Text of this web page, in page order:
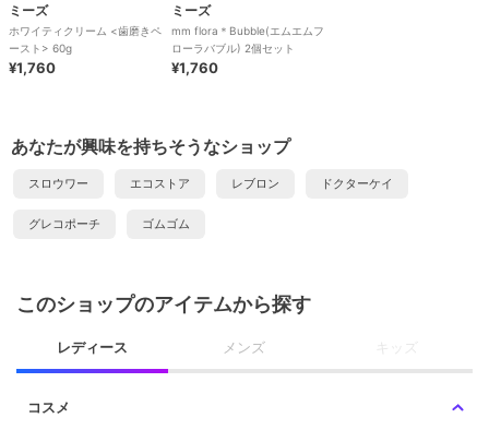
ミーズ
ホワイティクリーム <歯磨きペ
ースト> 60g
¥1,760
ミーズ
mm flora＊Bubble(エムエムフ
ローラバブル) 2個セット
¥1,760
あなたが興味を持ちそうなショップ
スロウワー エコストア レブロン ドクターケイ
グレコポーチ ゴムゴム
このショップのアイテムから探す
レディース メンズ キッズ
コスメ